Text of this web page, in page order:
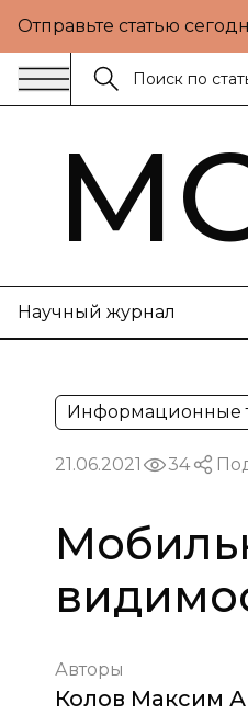
Отправьте статью
Научный журнал
Информационные
21.06.2021 34
Авторы
Колов Максим